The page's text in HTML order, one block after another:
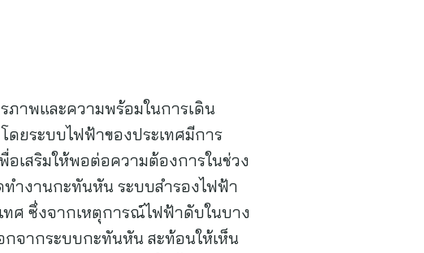
ภาพและความพร้อมในการเดิน
ยระบบไฟฟ้าของประเทศมีการ
อเสริมให้พอต่อความต้องการในช่วง
ทำงานกะทันหัน ระบบสำรองไฟฟ้า
ทศ ซึ่งจากเหตุการณ์ไฟฟ้าดับในบาง
จากระบบกะทันหัน สะท้อนให้เห็น